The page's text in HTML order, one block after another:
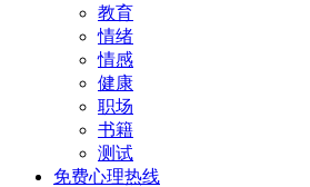
教育
情绪
情感
健康
职场
书籍
测试
免费心理热线